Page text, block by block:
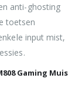
anti-ghosting
toetsen
input mist,
Gaming Muis